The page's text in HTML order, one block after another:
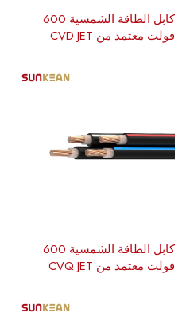
كابل الطاقة الشمسية 600
فولت معتمد من CVD JET
كابل الطاقة الشمسية 600
فولت معتمد من CVQ JET